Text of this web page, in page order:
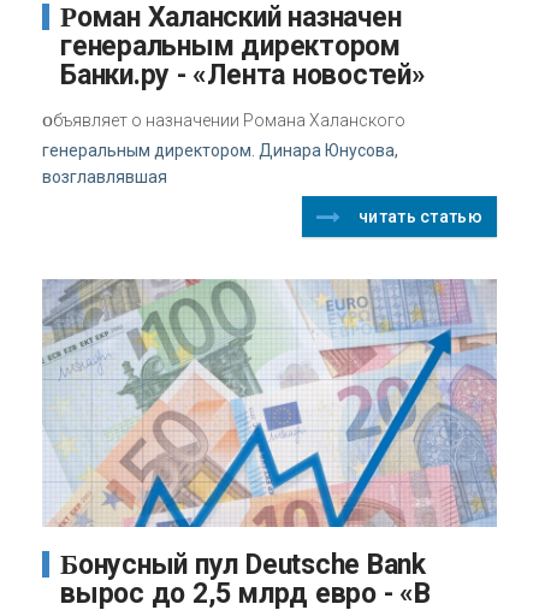
Роман Халанский назначен
генеральным директором
Банки.ру - «Лента новостей»
объявляет о назначении Романа Халанского
генеральным директором. Динара Юнусова,
возглавлявшая
читать статью
Бонусный пул Deutsche Bank
вырос до 2,5 млрд евро - «В